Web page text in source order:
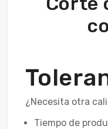
¿Necesita otra
Tiempo de